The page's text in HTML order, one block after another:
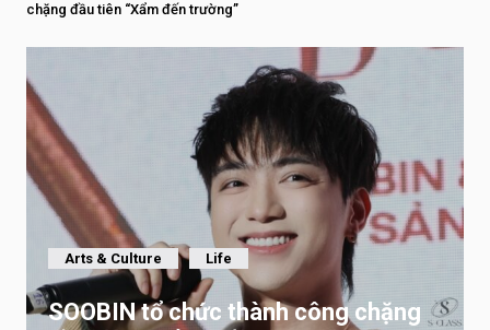
chặng đầu tiên “Xẩm đến trường”
Arts & Culture Life
SOOBIN tổ chức thành công chặng